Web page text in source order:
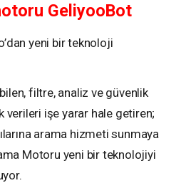
GeliyooBot
yeni bir teknoloji
filtre, analiz ve güvenlik
verileri işe yarar hale getiren;
arama hizmeti sunmaya
Motoru yeni bir teknolojiyi